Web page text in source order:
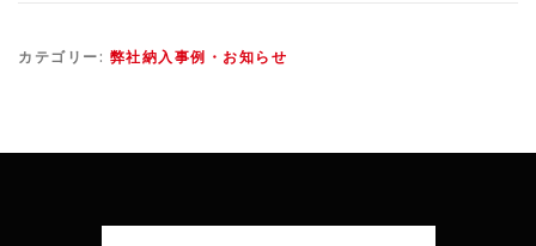
カテゴリー: 弊社納入事例・お知らせ